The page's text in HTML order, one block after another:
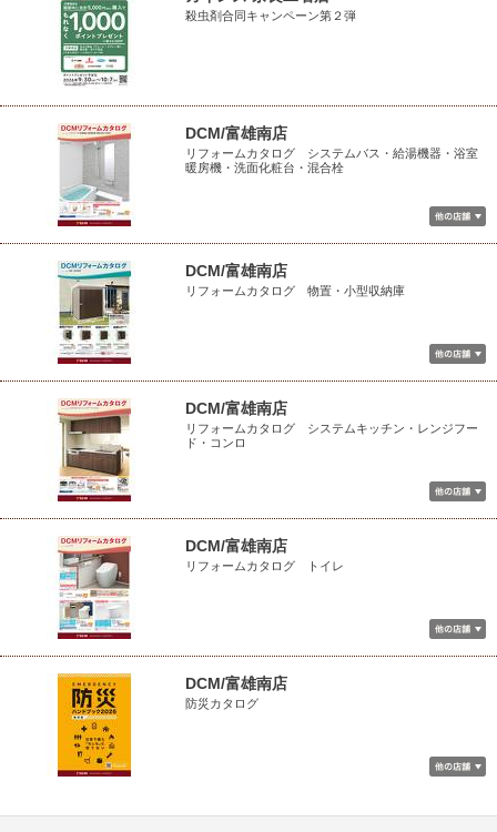
殺虫剤合同キャンペーン第２弾
DCM/富雄南店
リフォームカタログ システムバス・給湯機器・浴室
暖房機・洗面化粧台・混合栓
DCM/富雄南店
リフォームカタログ 物置・小型収納庫
DCM/富雄南店
リフォームカタログ システムキッチン・レンジフー
ド・コンロ
DCM/富雄南店
リフォームカタログ トイレ
DCM/富雄南店
防災カタログ